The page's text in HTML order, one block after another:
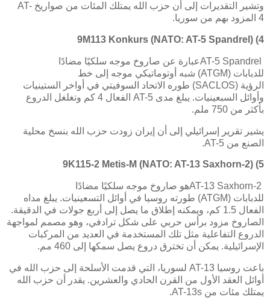
وتشير التقديرات إلى أن حزب الله يمتلك المئات من صواريخ AT-
4 المزود بهم من سوريا.
4)
9M113 Konkurs (NATO: AT-5 Spandrel)
AT-5 Spandrelعبارة عن صاروخ موجه سلكيًا مضادًا
للدبابات (ATGM) شبه أوتوماتيكي موجه إلى خط
الرؤية (SACLOS) طوره الاتحاد السوفيتي في أواخر الستينيات
وأوائل السبعينيات. يبلغ مدى AT-5
الفعال 4 كم وتغلغل الدروع
بأكثر من 750 ملم.
يشير تقرير إسرائيلي إلى أن إيران زودت حزب الله بنسخ محلية
الصنع من AT-5
.
5)
9K115-2 Metis-M (NATO: AT-13 Saxhorn-2)
AT-13 Saxhorn-2هو صاروخ موجه سلكيًا مضادًا
للدبابات (ATGM) طورته روسيا في أوائل التسعينيات. يبلغ مداه
الفعال 1.5 كم، ويمكنه إطلاق ما يصل إلى أربع جولات في الدقيقة.
الصاروخ مزود برأس حربي على شكل ترادفي، وهو مصمم لمواجهة
الدروع التفاعلية مثل تلك المستخدمة في العديد من المركبات
الإسرائيلية. يمكن أن تخترق دروع يصل سمكها إلى 460 مم.
باعت روسيا AT-13 لسوريا، التي قدمت الأسلحة إلى حزب الله في
أوائل العقد الأول من القرن الحادي والعشرين. يقدر أن حزب الله
يمتلك مئات من AT-13s
.